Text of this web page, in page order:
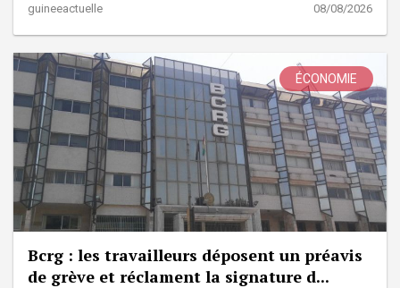
guineeactuelle 08/08/2026
ÉCONOMIE
Bcrg : les travailleurs déposent un préavis
de grève et réclament la signature d...